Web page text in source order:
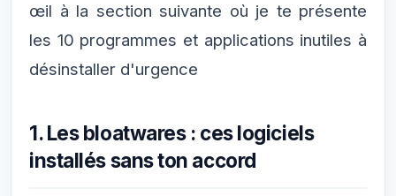
œil à la section suivante où je te présente
les 10 programmes et applications inutiles à
désinstaller d'urgence
1. Les bloatwares : ces logiciels
installés sans ton accord